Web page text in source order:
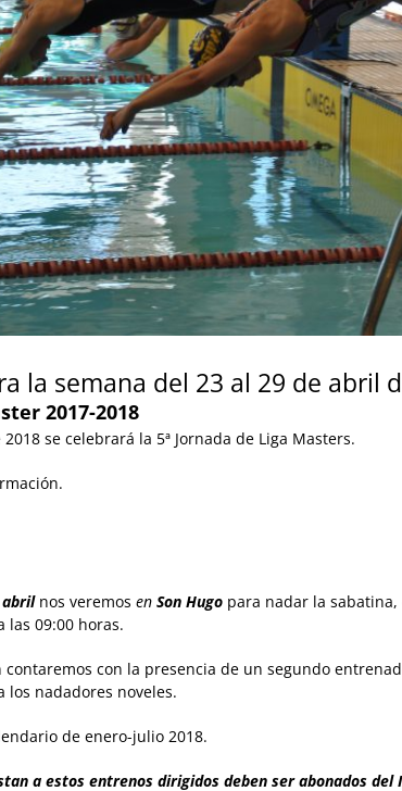
la semana del 23 al 29 de abril
2017-2018
se celebrará la 5ª Jornada de Liga Masters.
abril nos veremos en Son Hugo para nadar la
las 09:00 horas.
contaremos con la presencia de un segundo
los nadadores noveles.
de enero-julio 2018.
a estos entrenos dirigidos deben ser abonados del